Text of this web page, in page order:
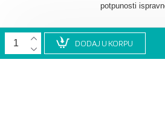
DODAJ U KORPU
potpunosti
2026. AU Apoteka "Alek". Sva